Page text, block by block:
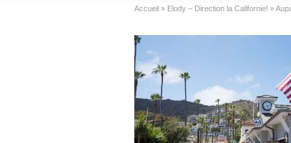
Accueil » Elody – Direction la Californie! »